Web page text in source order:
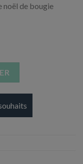
noël de bougie